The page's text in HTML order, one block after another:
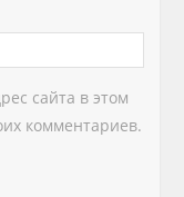
сайта в этом
комментариев.